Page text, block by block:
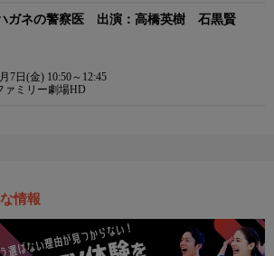
ガネの警察医 出演：高橋英樹 石黒賢
7日(金) 10:50～12:45
ァミリー劇場HD
情報